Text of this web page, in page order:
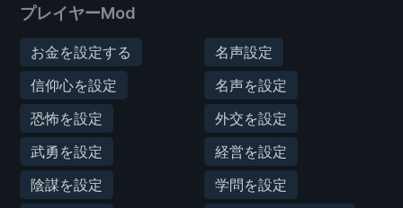
プレイヤーMod
お金を設定する
名声設定
信仰心を設定
名声を設定
恐怖を設定
外交を設定
武勇を設定
経営を設定
陰謀を設定
学問を設定